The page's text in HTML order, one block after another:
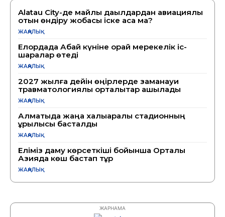
Alatau City-де майлы дақылдардан авиациялық
отын өндіру жобасы іске аса ма?
ЖАҢАЛЫҚ
Елордада Абай күніне орай мерекелік іс-
шаралар өтеді
ЖАҢАЛЫҚ
2027 жылға дейін өңірлерде заманауи
травматологиялық орталықтар ашылады
ЖАҢАЛЫҚ
Алматыда жаңа халықаралық стадионның
құрылысы басталды
ЖАҢАЛЫҚ
Еліміз даму көрсеткіші бойынша Орталық
Азияда көш бастап тұр
ЖАҢАЛЫҚ
ЖАРНАМА